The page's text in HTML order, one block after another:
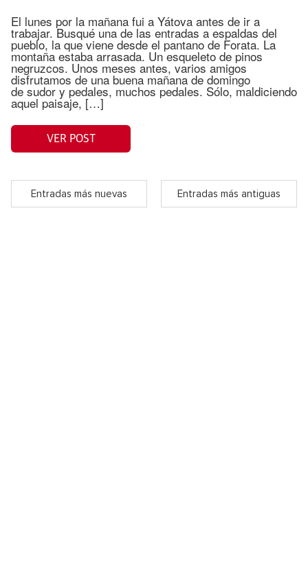
El lunes por la mañana fui a Yátova antes de ir a
trabajar. Busqué una de las entradas a espaldas del
pueblo, la que viene desde el pantano de Forata. La
montaña estaba arrasada. Un esqueleto de pinos
negruzcos. Unos meses antes, varios amigos
disfrutamos de una buena mañana de domingo
de sudor y pedales, muchos pedales. Sólo, maldiciendo
aquel paisaje, […]
VER POST
Entradas más nuevas Entradas más antiguas